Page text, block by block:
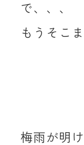
で、、、
もうそこ
梅雨が明